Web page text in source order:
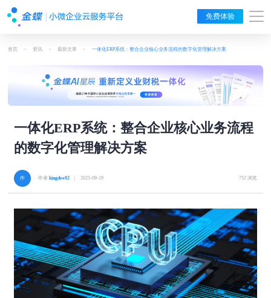
免费体验
首页 > 资讯 > 最新文章 > 一体化ERP系统：整合企业核心业务流程的数字化管理解决方案
一体化ERP系统：整合企业核心业务流程
的数字化管理解决方案
作者kingdee02 | 2025-09-19 752 浏览